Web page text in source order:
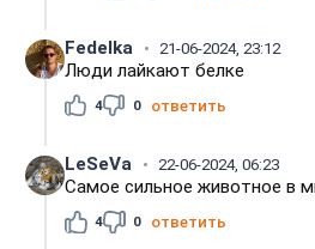
Fedelka 21-06-2024, 23:12
Люди лайкают белке
4 0 ответить
LeSeVa 22-06-2024, 06:23
Самое сильное животное в
4 0 ответить